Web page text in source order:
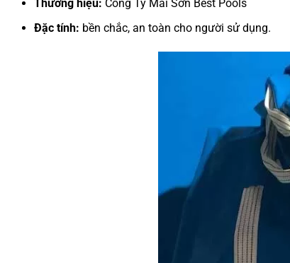
Thương hiệu: Công Ty Mai Sơn Best Pools
Đặc tính: bền chắc, an toàn cho người sử dụng.